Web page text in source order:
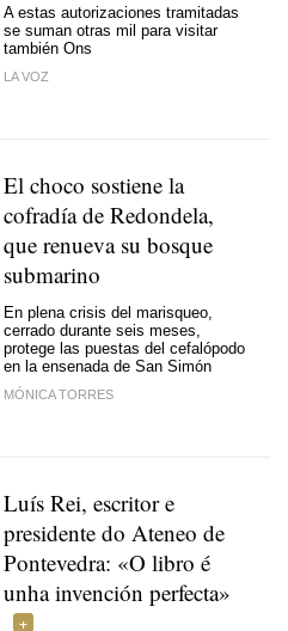
A estas autorizaciones tramitadas
se suman otras mil para visitar
también Ons
LA VOZ
El choco sostiene la
cofradía de Redondela,
que renueva su bosque
submarino
En plena crisis del marisqueo,
cerrado durante seis meses,
protege las puestas del cefalópodo
en la ensenada de San Simón
MÓNICA TORRES
Luís Rei, escritor e
presidente do Ateneo de
Pontevedra: «O libro é
unha invención perfecta»